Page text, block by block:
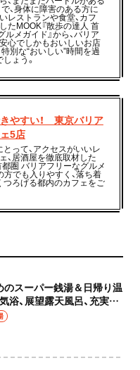
、身体に障害のある方に
レストランや食堂、カフ
たMOOK『散歩の達人 首
メガイド』から、バリア
心でしかもおいしいお店
別な“おいしい”時間を過
ょう。
やすい！ 東京バリア
5店
って、アクセスがいいレ
、居酒屋を徹底取材した
都圏 バリアフリーなグルメ
方でも入りやすく、落ち着
ろげる都内のカフェをご
スーパー銭湯＆日帰り温
浴、展望露天風呂、充実の